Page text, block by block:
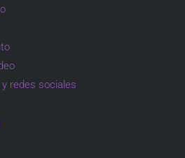
redes sociales